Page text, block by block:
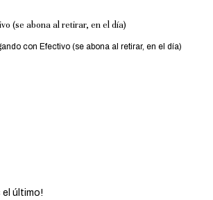
(se abona al retirar, en el día)
con Efectivo (se abona al retirar, en el día)
el último!